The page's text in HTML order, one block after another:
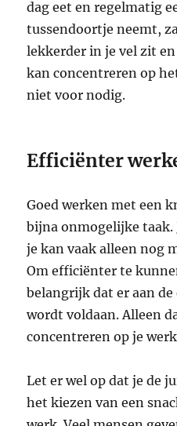
dag eet en regelmatig
tussendoortje neemt,
lekkerder in je vel zit
kan concentreren op
niet voor nodig.
Efficiënter
Goed werken met een
bijna onmogelijke taak.
je kan vaak alleen nog
Om efficiënter te
belangrijk dat er aan
wordt voldaan. Alleen
concentreren op je
Let er wel op dat je de
het kiezen van een